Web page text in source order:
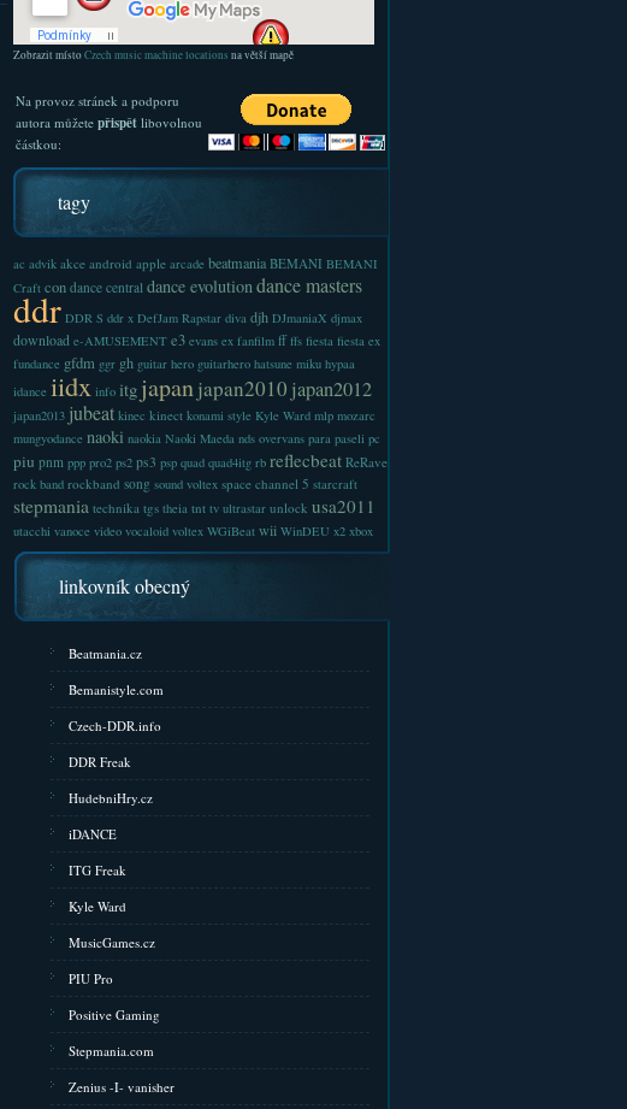
Zobrazit místoCzech music machine locations na větší mapě
Na provoz stránek a podporu
autora můžete přispětlibovolnou
částkou:
tagy
ac advik akce android apple arcade beatmania BEMANI BEMANI
Craft con dance central dance evolutiondance masters
ddr DDR S ddr x DefJam Rapstar diva djh DJmaniaX djmax
download e-AMUSEMENT e3 evans ex fanfilm ff ffs fiesta fiesta ex
fundance gfdm ggr gh guitar hero guitarhero hatsune miku hypaa
idance iidx info itg japanjapan2010 japan2012
japan2013 jubeat kinec kinect konami style Kyle Ward mlp mozarc
mungyodance naoki naokia Naoki Maeda nds overvans para paseli pc
piu pnm ppp pro2 ps2 ps3 psp quad quad4itg rb reflecbeat ReRave
rock band rockband song sound voltex space channel 5 starcraft
stepmania technika tgs theia tnt tv ultrastar unlock usa2011
utacchi vanoce video vocaloid voltex WGiBeat wii WinDEU x2 xbox
linkovník obecný
Beatmania.cz
Bemanistyle.com
Czech-DDR.info
DDR Freak
HudebniHry.cz
iDANCE
ITG Freak
Kyle Ward
MusicGames.cz
PIU Pro
Positive Gaming
Stepmania.com
Zenius -I- vanisher